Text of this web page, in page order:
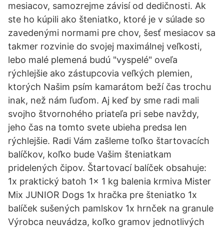
mesiacov, samozrejme závisí od dedičnosti. Ak
ste ho kúpili ako šteniatko, ktoré je v súlade so
zavedenými normami pre chov, šesť mesiacov sa
takmer rozvinie do svojej maximálnej veľkosti,
lebo malé plemená budú "vyspelé" oveľa
rýchlejšie ako zástupcovia veľkých plemien,
ktorých Našim psím kamarátom beží čas trochu
inak, než nám ľuďom. Aj keď by sme radi mali
svojho štvornohého priateľa pri sebe navždy,
jeho čas na tomto svete ubieha predsa len
rýchlejšie. Radi Vám zašleme toľko štartovacích
balíčkov, koľko bude Vašim šteniatkam
pridelených čipov. Štartovací balíček obsahuje:
1x praktický batoh 1x 1 kg balenia krmiva Mister
Mix JUNIOR Dogs 1x hračka pre šteniatko 1x
balíček sušených pamlskov 1x hrnček na granule
Výrobca neuvádza, koľko gramov jednotlivých